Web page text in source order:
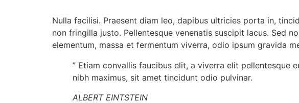
Nulla facilisi. Praesent diam leo, dapibus ultricies porta in,
non fringilla justo. Pellentesque venenatis suscipit lacus. Sed
elementum, massa et fermentum viverra, odio ipsum gravida
” Etiam convallis faucibus elit, a viverra elit pellentesque
nibh maximus, sit amet tincidunt odio pulvinar.
ALBERT EINTSTEIN